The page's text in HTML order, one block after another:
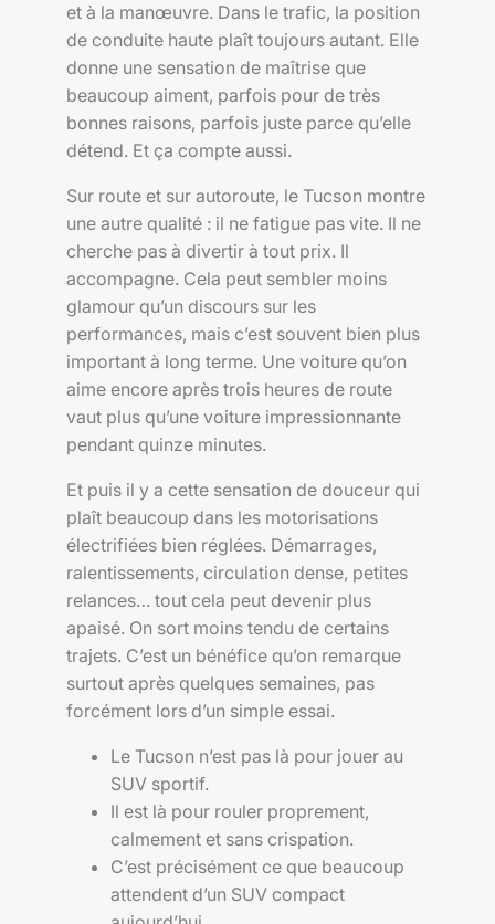
et à la manœuvre. Dans le trafic, la position
de conduite haute plaît toujours autant. Elle
donne une sensation de maîtrise que
beaucoup aiment, parfois pour de très
bonnes raisons, parfois juste parce qu’elle
détend. Et ça compte aussi.
Sur route et sur autoroute, le Tucson montre
une autre qualité : il ne fatigue pas vite. Il ne
cherche pas à divertir à tout prix. Il
accompagne. Cela peut sembler moins
glamour qu’un discours sur les
performances, mais c’est souvent bien plus
important à long terme. Une voiture qu’on
aime encore après trois heures de route
vaut plus qu’une voiture impressionnante
pendant quinze minutes.
Et puis il y a cette sensation de douceur qui
plaît beaucoup dans les motorisations
électrifiées bien réglées. Démarrages,
ralentissements, circulation dense, petites
relances… tout cela peut devenir plus
apaisé. On sort moins tendu de certains
trajets. C’est un bénéfice qu’on remarque
surtout après quelques semaines, pas
forcément lors d’un simple essai.
Le Tucson n’est pas là pour jouer au
SUV sportif.
Il est là pour rouler proprement,
calmement et sans crispation.
C’est précisément ce que beaucoup
attendent d’un SUV compact